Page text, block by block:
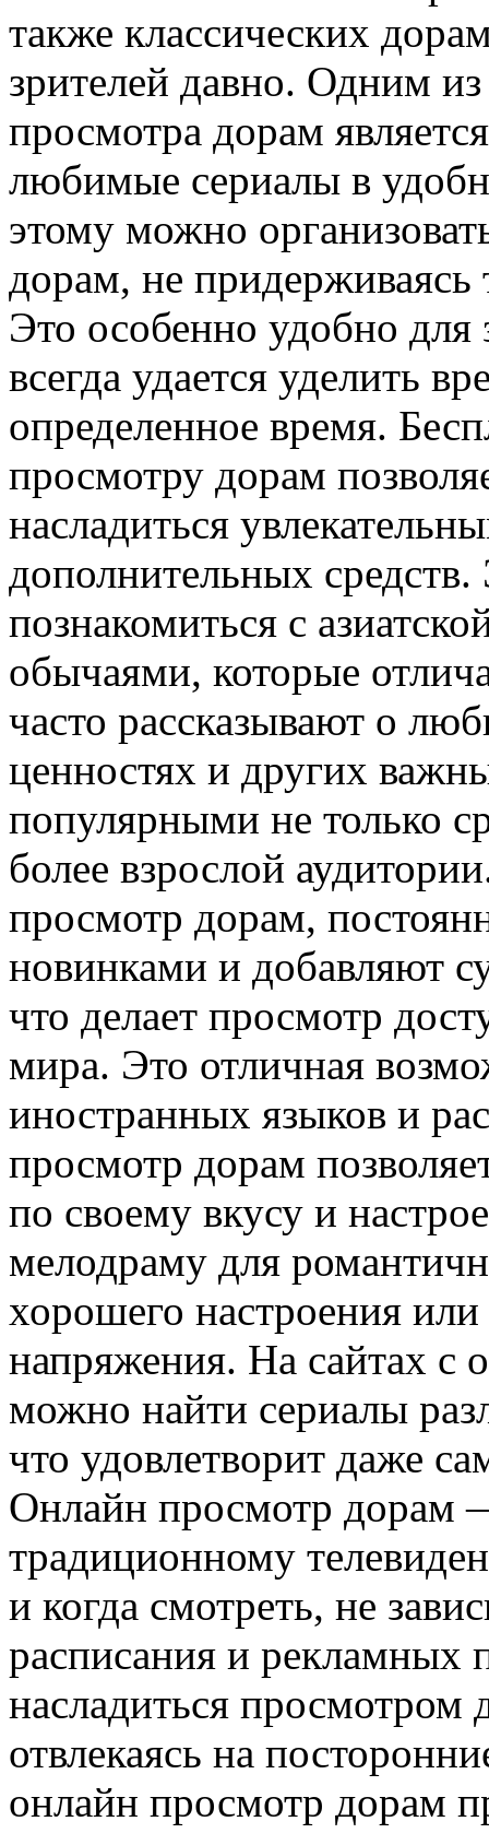
также классических
зрителей давно. Одним
просмотра дорам
любимые сериалы в
этому можно
дорам, не придерживаясь
Это особенно удобно
всегда удается уделить
определенное время.
просмотру дорам
насладиться
дополнительных
познакомиться с
обычаями, которые
часто рассказывают о
ценностях и других
популярными не только
более взрослой
просмотр дорам,
новинками и добавляют
что делает просмотр
мира. Это отличная
иностранных языков и
просмотр дорам
по своему вкусу и
мелодраму для
хорошего настроения или
напряжения. На сайтах с
можно найти сериалы
что удовлетворит даже
Онлайн просмотр дорам
традиционному
и когда смотреть, не
расписания и рекламных
насладиться просмотром
отвлекаясь на
онлайн просмотр дорам